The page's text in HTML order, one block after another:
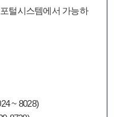
털시스템에서 가능하
~ 8028)